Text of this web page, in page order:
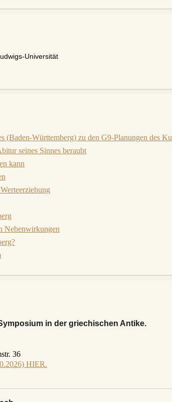
Universität
(Baden-Württemberg) zu den G9-Planungen des
seines Sinnes beraubt
kann
Nebenwirkungen
in der griechischen Antike.
36
HIER.